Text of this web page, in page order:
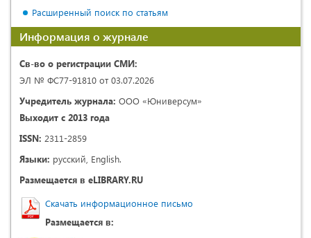
Расширенный поиск по статьям
Информация о журнале
Св-во о регистрации СМИ:
ЭЛ № ФС77-91810 от 03.07.2026
Учредитель журнала: ООО «Юниверсум»
Выходит с 2013 года
ISSN: 2311-2859
Языки: русский, English.
Размещается в eLIBRARY.RU
Скачать информационное письмо
Размещается в: